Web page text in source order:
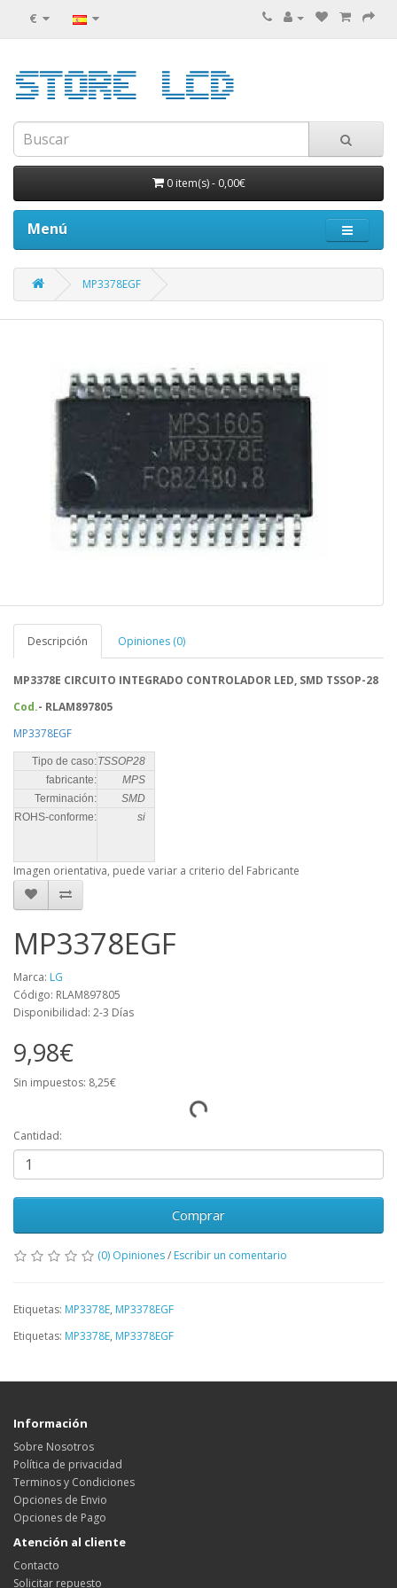
€
0 item(s)- 0,00€
Menú
MP3378EGF
Descripción Opiniones (0)
MP3378E CIRCUITO INTEGRADO CONTROLADOR LED, SMD TSSOP-28
Cod.- RLAM897805
MP3378EGF
Tipo de caso:TSSOP28
fabricante:
MPS
Terminación:
SMD
ROHS-conforme:
si
Imagen orientativa, puede variar a criterio del Fabricante
MP3378EGF
Marca: LG
Código: RLAM897805
Disponibilidad: 2-3 Días
9,98€
Sin impuestos: 8,25€
Cantidad:
Comprar
(0) Opiniones/ Escribir un comentario
Etiquetas: MP3378E, MP3378EGF
Etiquetas: MP3378E, MP3378EGF
Información
Sobre Nosotros
Política de privacidad
Terminos y Condiciones
Opciones de Envio
Opciones de Pago
Atención al cliente
Contacto
Solicitar repuesto